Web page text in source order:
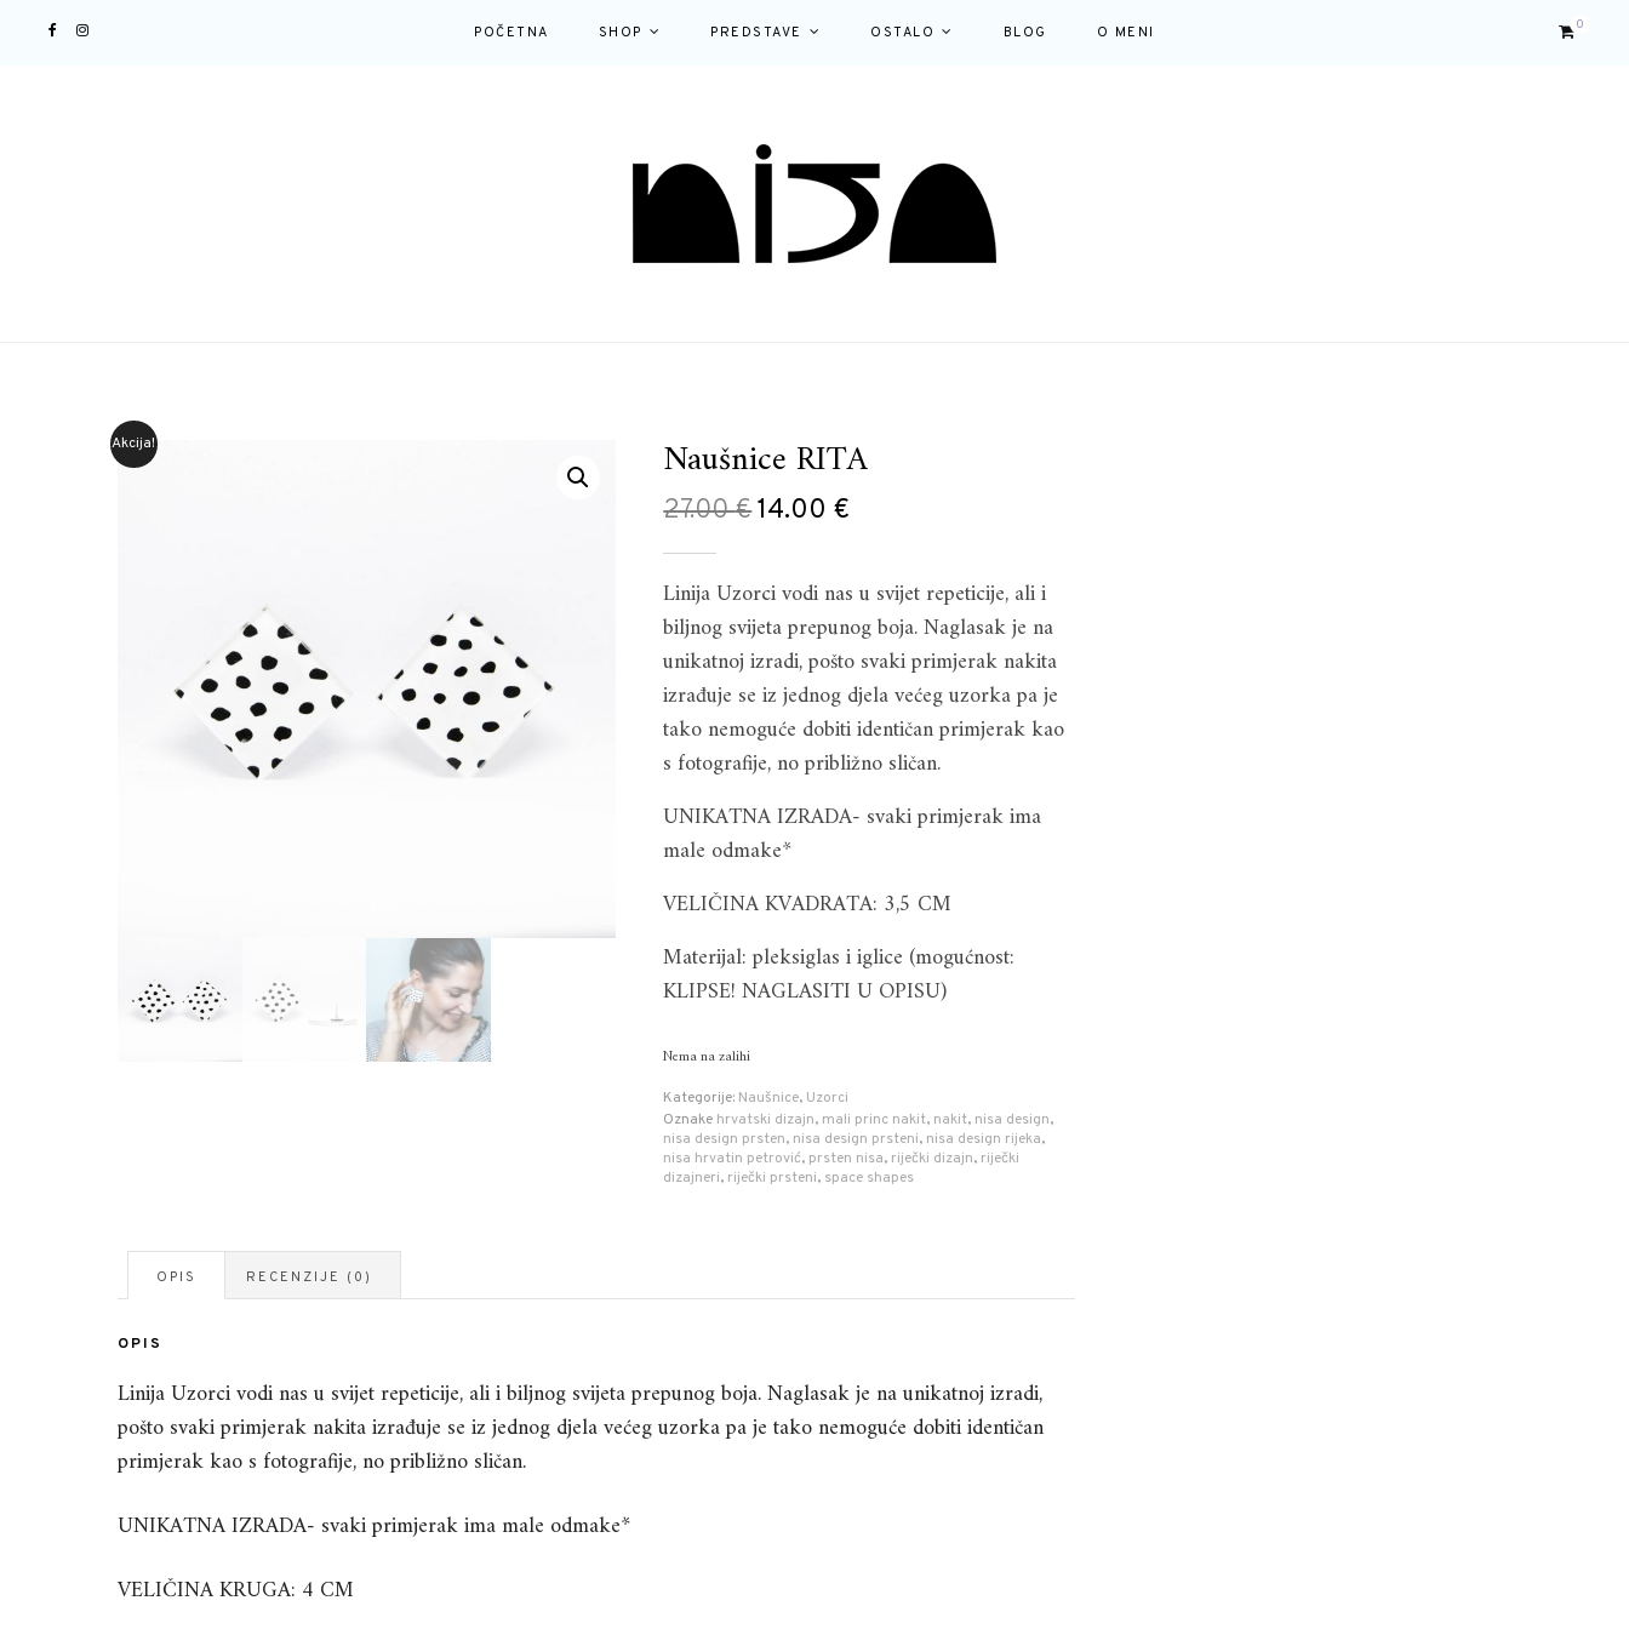
POČETNA SHOP PREDSTAVE OSTALO BLOG O MENI 0
Akcija! Naušnice RITA
27.00€Izvorna
bila
je:
27.00 €.
14.00 €
je:
14.00 €.
Linija Uzorci vodi nas u svijet repeticije, ali i
biljnog svijeta prepunog boja. Naglasak je na
unikatnoj izradi, pošto svaki primjerak nakita
izrađuje se iz jednog djela većeg uzorka pa je
tako nemoguće dobiti identičan primjerak kao
s fotografije, no približno sličan.
UNIKATNA IZRADA- svaki primjerak ima
male odmake*
VELIČINA KVADRATA: 3,5 CM
Materijal: pleksiglas i iglice (mogućnost:
KLIPSE! NAGLASITI U OPISU)
Nema na zalihi
Kategorije: Naušnice, Uzorci
Oznake hrvatski dizajn, mali princ nakit, nakit, nisa design,
nisa design prsten, nisa design prsteni, nisa design rijeka,
nisa hrvatin petrović, prsten nisa, riječki dizajn, riječki
dizajneri, riječki prsteni, space shapes
OPIS RECENZIJE (0)
OPIS
Linija Uzorci vodi nas u svijet repeticije, ali i biljnog svijeta prepunog boja. Naglasak je na unikatnoj izradi,
pošto svaki primjerak nakita izrađuje se iz jednog djela većeg uzorka pa je tako nemoguće dobiti identičan
primjerak kao s fotografije, no približno sličan.
UNIKATNA IZRADA- svaki primjerak ima male odmake*
VELIČINA KRUGA: 4 CM